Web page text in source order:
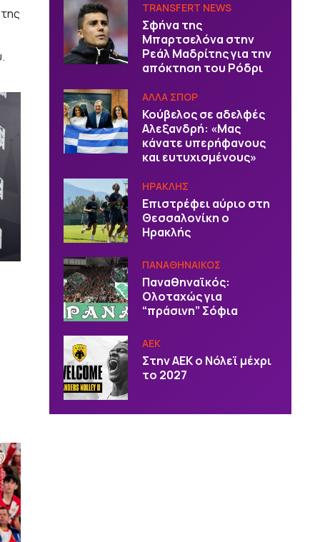
TRANSFERT NEWS
Σφήνα της
Μπαρτσελόνα στην
Ρεάλ Μαδρίτης για την
απόκτηση του Ρόδρι
ΑΛΛΑ ΣΠΟΡ
Κούβελος σε αδελφές
Αλεξανδρή: «Μας
κάνατε υπερήφανους
και ευτυχισμένους»
ΗΡΑΚΛΗΣ
Επιστρέφει αύριο στη
Θεσσαλονίκη ο
Ηρακλής
ΠΑΝΑΘΗΝΑΙΚΟΣ
Παναθηναϊκός:
Ολοταχώς για
“πράσινη” Σόφια
ΑΕΚ
Στην ΑΕΚ ο Νόλεϊ μέχρι
το 2027